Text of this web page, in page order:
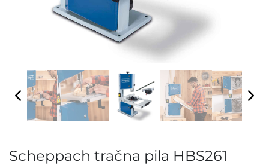
Scheppach tračna pila HBS261